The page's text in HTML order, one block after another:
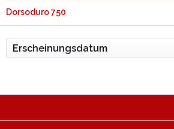
Dorsoduro 750